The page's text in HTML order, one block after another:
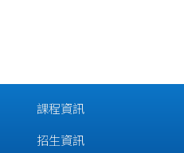
課程資訊
招生資訊